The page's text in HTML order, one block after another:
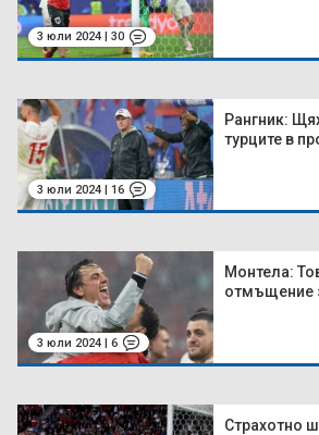
3 юли 2024 | 30
3 юли 2024 | 16
Рангник:
турците в
3 юли 2024 | 6
Монтела:
отмъщение
Страхотно